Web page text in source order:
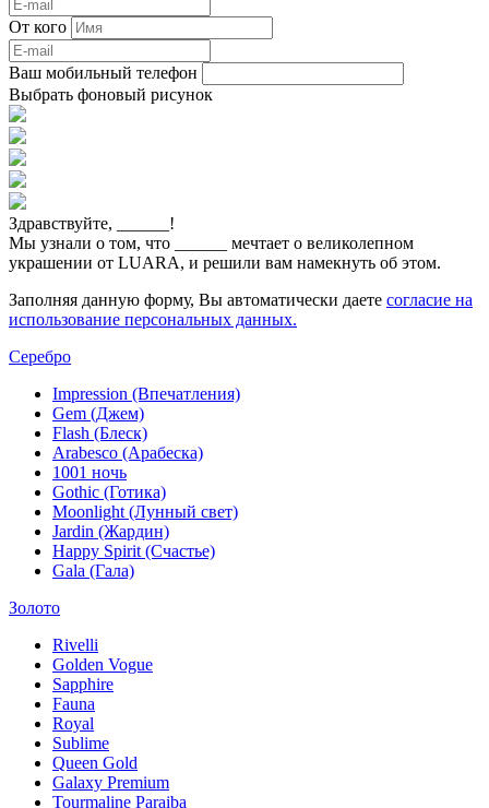
От кого
Ваш мобильный телефон
Выбрать фоновый рисунок
Здравствуйте,
!
Мы узнали о том, что
мечтает о великолепном
украшении от LUARA, и решили вам намекнуть об этом.
Заполняя данную форму, Вы автоматически даете согласие на
использование персональных данных.
Серебро
Impression (Впечатления)
Gem (Джем)
Flash (Блеск)
Arabesco (Арабеска)
1001 ночь
Gothic (Готика)
Moonlight (Лунный свет)
Jardin (Жардин)
Happy Spirit (Счастье)
Gala (Гала)
Золото
Rivelli
Golden Vogue
Sapphire
Fauna
Royal
Sublime
Queen Gold
Galaxy Premium
Tourmaline Paraiba